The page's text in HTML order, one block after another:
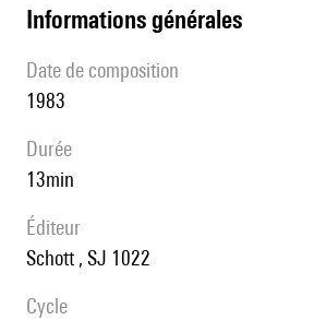
informations générales
date de composition
1983
durée
13min
éditeur
Schott , SJ 1022
Cycle